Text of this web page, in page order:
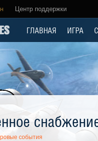
Центр поддержки
ГЛАВНАЯ ИГРА
события